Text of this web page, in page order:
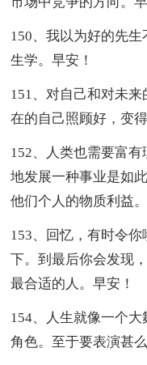
150、我以为好的先
生学。早安！
151、对自己和对未
在的自己照顾好，变
152、人类也需要富
地发展一种事业是如
他们个人的物质利益。
153、回忆，有时令
下。到最后你会发现
最合适的人。早安！
154、人生就像一个
角色。至于要表演甚